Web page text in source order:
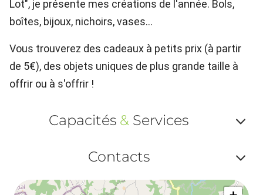
Lot", je présente mes créations de l'année. Bols,
boîtes, bijoux, nichoirs, vases...
Vous trouverez des cadeaux à petits prix (à partir
de 5€), des objets uniques de plus grande taille à
offrir ou à s'offrir !
Capacités & Services
ou
Contacts